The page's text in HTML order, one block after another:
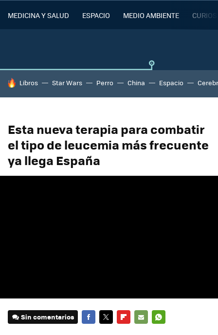
MEDICINA Y SALUD ESPACIO MEDIO AMBIENTE
HOY SE HABLA DE
Libros Star Wars Perro China Espacio
Esta nueva terapia para combatir
el tipo de leucemia más frecuente
ya llega España
Sin comentarios